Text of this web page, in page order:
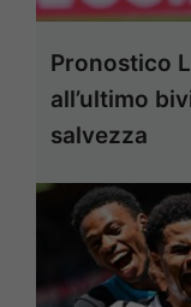
Pronostico
all’ultimo
salvezza